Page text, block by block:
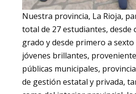
Nuestra provincia, La Rioja,
total de 27 estudiantes, desde
grado y desde primero a sexto
jóvenes brillantes,
públicas municipales,
de gestión estatal y privada,